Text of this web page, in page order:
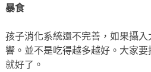
暴食
孩子消化系統還不完善，如果攝
響。並不是吃得越多越好。大家
就好了。